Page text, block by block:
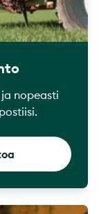
nopeasti